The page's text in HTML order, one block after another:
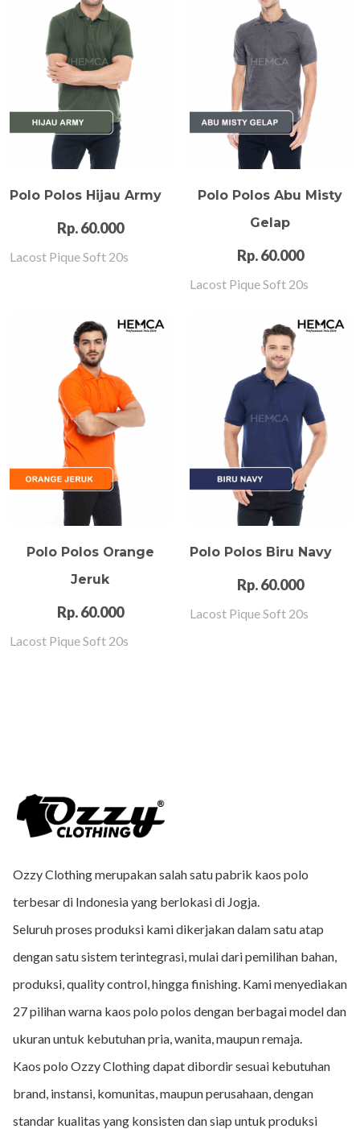
Polo Polos Hijau Army
Rp. 60.000
Lacost Pique Soft 20s
Polo Polos Abu Misty
Gelap
Rp. 60.000
Lacost Pique Soft 20s
Polo Polos Orange
Jeruk
Rp. 60.000
Lacost Pique Soft 20s
Polo Polos Biru Navy
Rp. 60.000
Lacost Pique Soft 20s
Ozzy Clothing merupakan salah satu pabrik kaos polo
terbesar di Indonesia yang berlokasi di Jogja.
Seluruh proses produksi kami dikerjakan dalam satu atap
dengan satu sistem terintegrasi, mulai dari pemilihan bahan,
produksi, quality control, hingga finishing. Kami menyediakan
27 pilihan warna kaos polo polos dengan berbagai model dan
ukuran untuk kebutuhan pria, wanita, maupun remaja.
Kaos polo Ozzy Clothing dapat dibordir sesuai kebutuhan
brand, instansi, komunitas, maupun perusahaan, dengan
standar kualitas yang konsisten dan siap untuk produksi